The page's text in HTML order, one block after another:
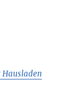
Hausladen